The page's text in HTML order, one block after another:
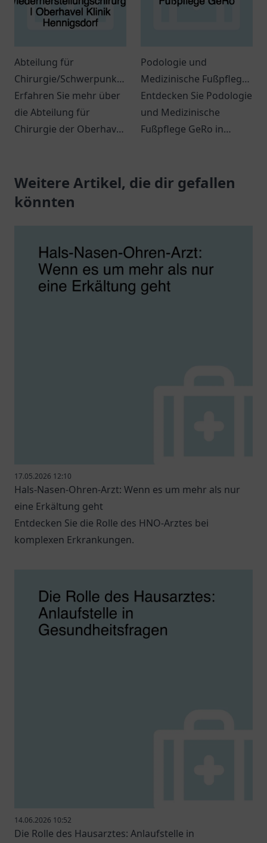
Abteilung für
Chirurgie/Schwerpunkt
Orthopädie, Unfall-,
Hand- und
Wiederherstellungschirurgie
Erfahren Sie mehr über
die Abteilung für
Chirurgie der Oberhavel
Behandlung in
Orthopädie und
Podologie und
Medizinische Fußpflege
GeRo
Entdecken Sie Podologie
und Medizinische
Fußpflege GeRo in
für Ihre Gesundheit.
Weitere Artikel, die dir gefallen
könnten
17.05.2026 12:10
Hals-Nasen-Ohren-Arzt: Wenn es um mehr als nur
eine Erkältung geht
Entdecken Sie die Rolle des HNO-Arztes bei
komplexen Erkrankungen.
14.06.2026 10:52
Die Rolle des Hausarztes: Anlaufstelle in